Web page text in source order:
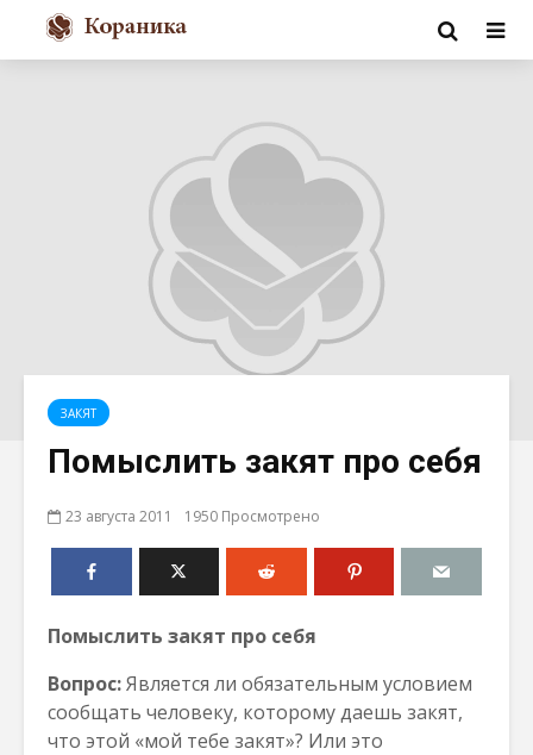
ЗАКЯТ
Помыслить закят про себя
23 августа 2011 1950 Просмотрено
Помыслить закят про себя
Вопрос:Является ли обязательным условием
сообщать человеку, которому даешь закят,
что этой «мой тебе закят»? Или это